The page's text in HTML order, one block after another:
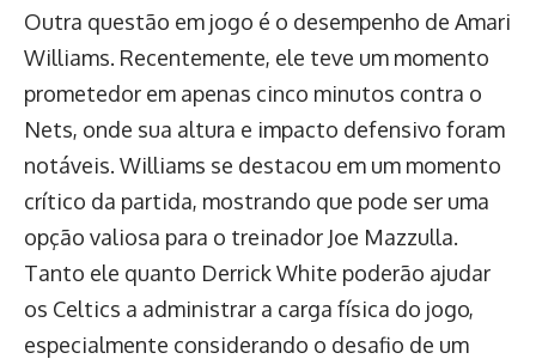
Outra questão em jogo é o desempenho de Amari
Williams. Recentemente, ele teve um momento
prometedor em apenas cinco minutos contra o
Nets, onde sua altura e impacto defensivo foram
notáveis. Williams se destacou em um momento
crítico da partida, mostrando que pode ser uma
opção valiosa para o treinador Joe Mazzulla.
Tanto ele quanto Derrick White poderão ajudar
os Celtics a administrar a carga física do jogo,
especialmente considerando o desafio de um